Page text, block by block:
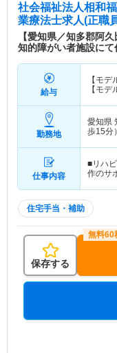
社会福祉法人相和
業療法士求人(正職
【愛知県／知多郡阿
知的障がい者施設に
給与
【モデ
【モデ
勤務地
愛知県
歩15分）
仕事内容
■リハ
作のサ
住宅手当・補助
保存する